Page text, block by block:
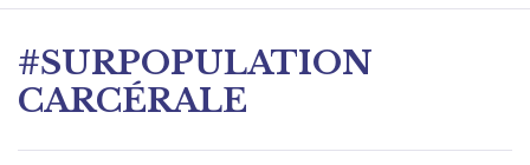
#SURPOPULATION
CARCÉRALE